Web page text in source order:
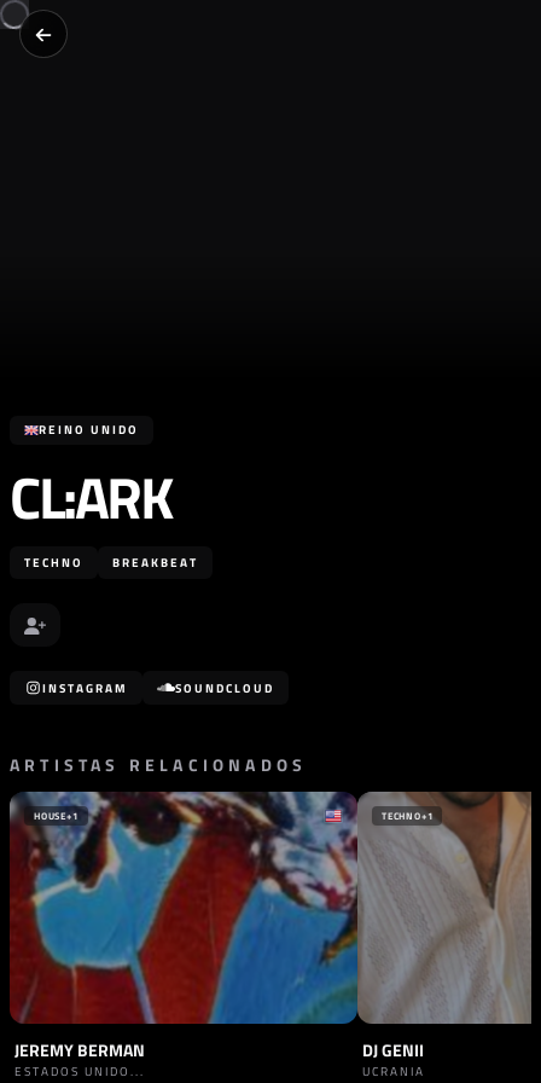
REINO UNIDO
CL:ARK
TECHNO BREAKBEAT
INSTAGRAM SOUNDCLOUD
ARTISTAS RELACIONADOS
HOUSE+1
JEREMY BERMAN
ESTADOS UNIDO...
TECHNO+1
DJ GENII
UCRANIA